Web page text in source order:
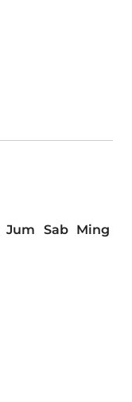
Jum Sab
Ming